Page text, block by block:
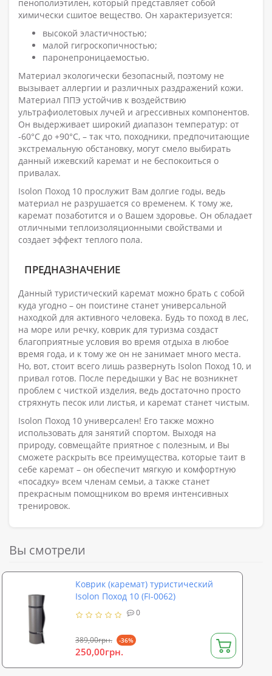
пенополиэтилен, который представляет собой
химически сшитое вещество. Он характеризуется:
высокой эластичностью;
малой гигроскопичностью;
паронепроницаемостью.
Материал экологически безопасный, поэтому не
вызывает аллергии и различных раздражений кожи.
Материал ППЭ устойчив к воздействию
ультрафиолетовых лучей и агрессивных компонентов.
Он выдерживает широкий диапазон температур: от
-60°С до +90°С, – так что, походники, предпочитающие
экстремальную обстановку, могут смело выбирать
данный ижевский каремат и не беспокоиться о
привалах.
Isolon Поход 10 прослужит Вам долгие годы, ведь
материал не разрушается со временем. К тому же,
каремат позаботится и о Вашем здоровье. Он обладает
отличными теплоизоляционными свойствами и
создает эффект теплого пола.
ПРЕДНАЗНАЧЕНИЕ
Данный туристический каремат можно брать с собой
куда угодно – он поистине станет универсальной
находкой для активного человека. Будь то поход в лес,
на море или речку, коврик для туризма создаст
благоприятные условия во время отдыха в любое
время года, и к тому же он не занимает много места.
Но, вот, стоит всего лишь развернуть Isolon Поход 10, и
привал готов. После передышки у Вас не возникнет
проблем с чисткой изделия, ведь достаточно просто
стряхнуть песок или листья, и каремат станет чистым.
Isolon Поход 10 универсален! Его также можно
использовать для занятий спортом. Выходя на
природу, совмещайте приятное с полезным, и Вы
сможете раскрыть все преимущества, которые таит в
себе каремат – он обеспечит мягкую и комфортную
«посадку» всем членам семьи, а также станет
прекрасным помощником во время интенсивных
тренировок.
Вы смотрели
Коврик (каремат) туристический
Isolon Поход 10 (FI-0062)
0
389,00грн. -36%
250,00грн.